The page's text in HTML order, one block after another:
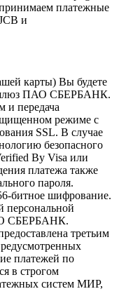
платежные
и
карты) Вы будете
шлюз ПАО СБЕРБАНК.
и передача
режиме с
SSL. В случае
безопасного
By Visa или
платежа также
пароля.
битное шифрование.
персональной
СБЕРБАНК.
третьим
платежей по
в строгом
систем МИР,